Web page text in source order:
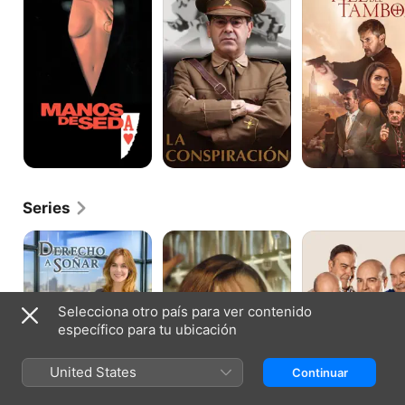
tambor
Series
Derecho
a
soñar
Los
jinetes
del
alba
Serrines,
madera
actor
Selecciona otro país para ver contenido
específico para tu ubicación
United States Continuar